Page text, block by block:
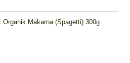
Organik Makarna (Spagetti) 300g